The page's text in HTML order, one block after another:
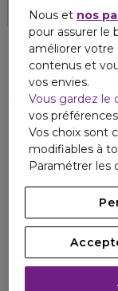
Nous et nos
pour assurer le
améliorer votre
contenus et
vos envies.
Vous gardez le
vos
Vos choix sont
modifiables à
Paramétrer les